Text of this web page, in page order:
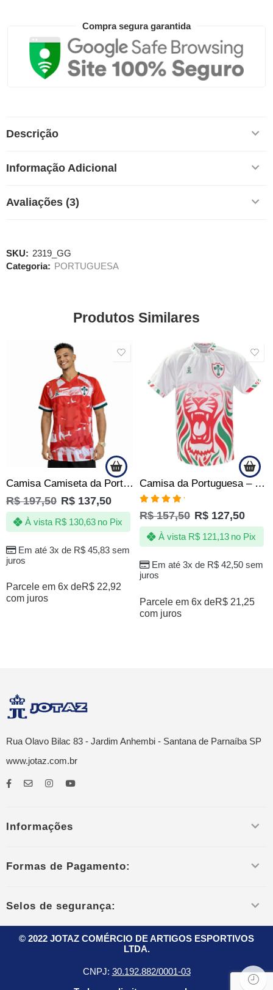
Compra segura garantida
Descrição
Informação Adicional
Avaliações (3)
SKU: 2319_GG
Categoria: PORTUGUESA
Produtos Similares
Camisa Camiseta da Portuguesa Lusa Torcedor Oficial Top
R$197,50 R$ 137,50
Em até 3x de R$45,83sem
juros
À vista R$130,63 no Pix
Parcele em 6x deR$ 22,92
com juros
Camisa da Portuguesa – Jotaz – Rei das selvas – Masculino
Avaliação
5.00de 5
R$157,50 R$ 127,50
Em até 3x de R$42,50sem
juros
À vista R$121,13 no Pix
Parcele em 6x deR$ 21,25
com juros
Rua Olavo Bilac 83 - Jardim Anhembi - Santana de Parnaíba SP
www.jotaz.com.br
Informações
Formas de Pagamento:
Selos de segurança:
© 2022 JOTAZ COMÉRCIO DE ARTIGOS ESPORTIVOS
LTDA.
CNPJ: 30.192.882/0001-03